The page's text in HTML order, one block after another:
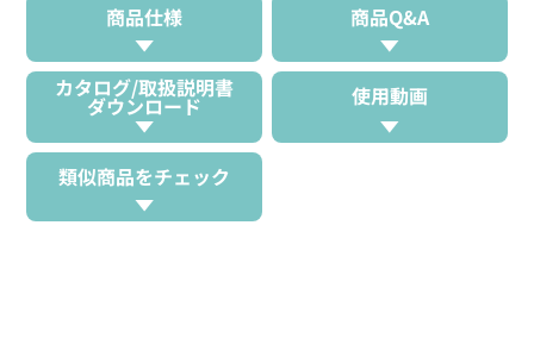
商品仕様 商品Q&A
カタログ/取扱説明書
ダウンロード 使用動画
類似商品をチェック